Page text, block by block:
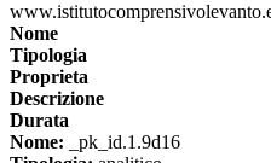
Nome
Tipologia
Proprieta
Descrizione
Durata
Nome: _pk_id.1.9d16